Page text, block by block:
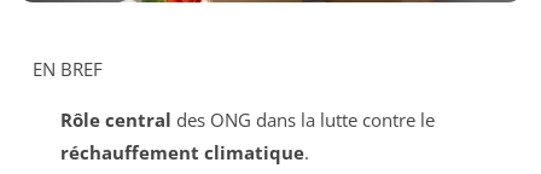
EN BREF
Rôle central des ONG dans la lutte contre le
réchauffement climatique.